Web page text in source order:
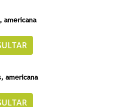
americana
americana